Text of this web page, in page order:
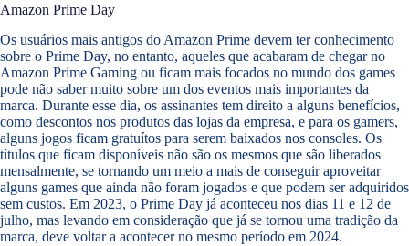
Amazon Prime Day
Os usuários mais antigos do Amazon Prime devem ter conhecimento
sobre o Prime Day, no entanto, aqueles que acabaram de chegar no
Amazon Prime Gaming ou ficam mais focados no mundo dos games
pode não saber muito sobre um dos eventos mais importantes da
marca. Durante esse dia, os assinantes tem direito a alguns benefícios,
como descontos nos produtos das lojas da empresa, e para os gamers,
alguns jogos ficam gratuítos para serem baixados nos consoles. Os
títulos que ficam disponíveis não são os mesmos que são liberados
mensalmente, se tornando um meio a mais de conseguir aproveitar
alguns games que ainda não foram jogados e que podem ser adquiridos
sem custos. Em 2023, o Prime Day já aconteceu nos dias 11 e 12 de
julho, mas levando em consideração que já se tornou uma tradição da
marca, deve voltar a acontecer no mesmo período em 2024.